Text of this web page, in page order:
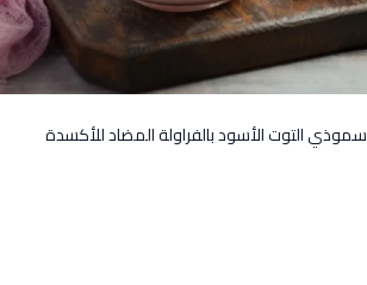
سموذي التوت الأسود بالفراولة المضاد للأكسدة